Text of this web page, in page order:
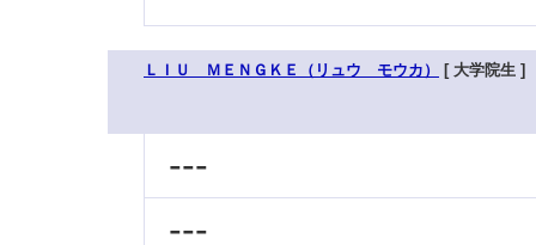
ＬＩＵ ＭＥＮＧＫＥ（リュウ モウカ） [ 大学院生 ]
---
---